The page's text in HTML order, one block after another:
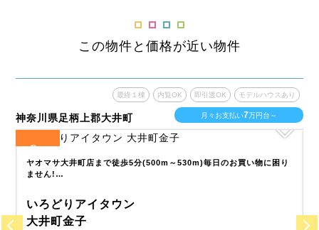
この物件と価格が近い物件
神奈川県足柄上郡大井町
最終１棟 内覧OK 即引渡OK モデルハウスあり
月々お支払い7万円台～
8
ヤオマサ大井町店まで徒歩5分(500m～530m)毎日のお買い物に困り
ません!…
いろどりアイタウン
大井町金子